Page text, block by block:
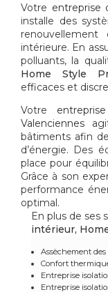
Votre entreprise
installe des
intérieure. En
polluants, la
Home Style
efficaces et
Votre
Valenciennes
bâtiments afin
d’énergie. Des
place pour
Grâce à son
performance
optimal.
En plus de ses
intérieur,
Assèchement
Confort
Entreprise
Entreprise